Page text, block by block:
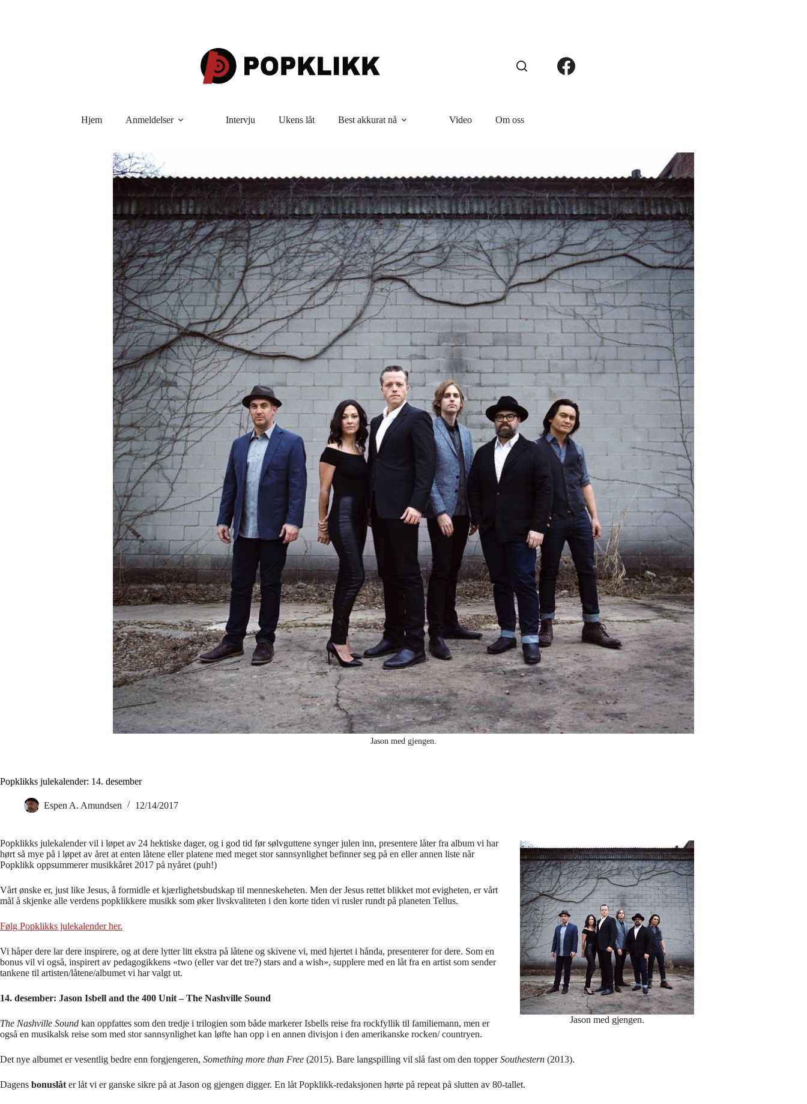
Hjem Anmeldelser Intervju Ukens låt Best akkurat nå Video Om oss
Jason med gjengen.
Popklikks julekalender: 14. desember
Espen A. Amundsen 12/14/2017
Jason med gjengen.
Popklikks julekalender vil i løpet av 24 hektiske dager, og i god tid før sølvguttene synger julen inn, presentere låter fra album vi har
hørt så mye på i løpet av året at enten låtene eller platene med meget stor sannsynlighet befinner seg på en eller annen liste når
Popklikk oppsummerer musikkåret 2017 på nyåret (puh!)
Vårt ønske er, just like Jesus, å formidle et kjærlighetsbudskap til menneskeheten. Men der Jesus rettet blikket mot evigheten, er vårt
mål å skjenke alle verdens popklikkere musikk som øker livskvaliteten i den korte tiden vi rusler rundt på planeten Tellus.
Følg Popklikks julekalender her.
Vi håper dere lar dere inspirere, og at dere lytter litt ekstra på låtene og skivene vi, med hjertet i hånda, presenterer for dere. Som en
bonus vil vi også, inspirert av pedagogikkens «two (eller var det tre?) stars and a wish», supplere med en låt fra en artist som sender
tankene til artisten/låtene/albumet vi har valgt ut.
14. desember: Jason Isbell and the 400 Unit – The Nashville Sound
The Nashville Sound kan oppfattes som den tredje i trilogien som både markerer Isbells reise fra rockfyllik til familiemann, men er
også en musikalsk reise som med stor sannsynlighet kan løfte han opp i en annen divisjon i den amerikanske rocken/ countryen.
Det nye albumet er vesentlig bedre enn forgjengeren, Something more than Free (2015). Bare langspilling vil slå fast om den topperSouthestern (2013).
Dagens bonuslåt er låt vi er ganske sikre på at Jason og gjengen digger. En låt Popklikk-redaksjonen hørte på repeat på slutten av 80-tallet.